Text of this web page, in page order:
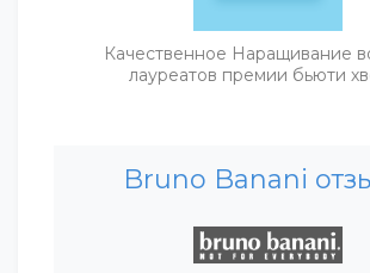
Качественное Наращивание
лауреатов премии бьюти
Bruno Banani